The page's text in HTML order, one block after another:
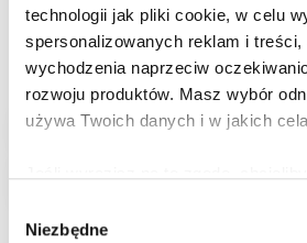
technologii jak pliki cookie, w celu
spersonalizowanych reklam i
wychodzenia naprzeciw
rozwoju produktów. Masz wybór
używa Twoich danych i w jakich
geograficznej z dokładnością
zgody
Niezbędne
Marynistyczna
-30%